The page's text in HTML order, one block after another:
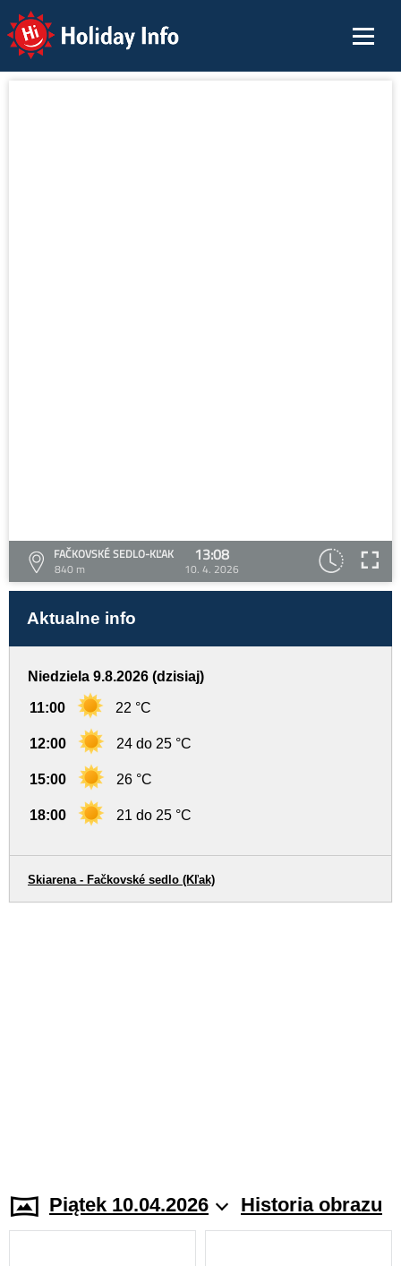
Holiday Info
FAČKOVSKÉ SEDLO-KĽAK
840 m
13:08
10. 4. 2026
Aktualne info
Niedziela 9.8.2026 (dzisiaj)
11:00 22 °C
12:00 24 do 25 °C
15:00 26 °C
18:00 21 do 25 °C
Skiarena - Fačkovské sedlo (Kľak)
Piątek 10.04.2026 Historia obrazu